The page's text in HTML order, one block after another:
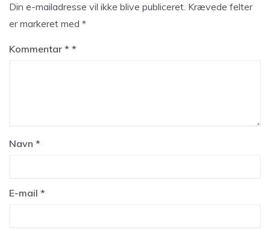
Din e-mailadresse vil ikke blive publiceret. Krævede felter
er markeret med *
Kommentar *
Navn *
E-mail *